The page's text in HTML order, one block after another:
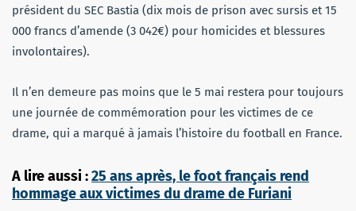
président du SEC Bastia (dix mois de prison avec sursis et 15
000 francs d’amende (3 042€) pour homicides et blessures
involontaires).
Il n’en demeure pas moins que le 5 mai restera pour toujours
une journée de commémoration pour les victimes de ce
drame, qui a marqué à jamais l’histoire du football en France.
A lire aussi :25 ans après, le foot français rend
hommage aux victimes du drame de Furiani